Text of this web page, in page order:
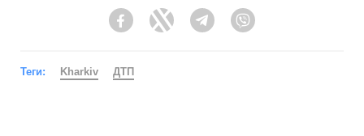
FacebookTwitter Telegram
Теги: Kharkiv ДТП